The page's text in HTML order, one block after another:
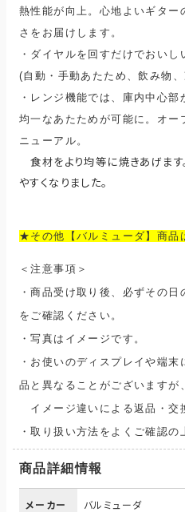
熱性能が向上。心地よいギター
さをお届けします。
・ ダイヤルを回すだけでおいし
(自動・手動あたため、飲み物
・ レンジ機能では、庫内中心部
均一なあたためが可能に。オー
ニューアル。
食材をより均等に焼きあげま
やすくなりました。
★その他【バルミューダ】商品
＜注意事項＞
・商品受け取り後、必ずその日
をご確認ください。
・写真はイメージです。
・お使いのディスプレイや端末
品と異なることがございますが、
イメージ違いによる返品・交
・取り扱い方法をよくご確認の
商品詳細情報
メーカー バルミューダ